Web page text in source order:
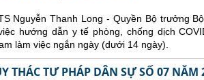
Nguyễn Thanh Long - Quyền Bộ trưởng
hướng dẫn y tế phòng, chống dịch
làm việc ngắn ngày (dưới 14 ngày).
THÁC TƯ PHÁP DÂN SỰ SỐ 07 NĂM